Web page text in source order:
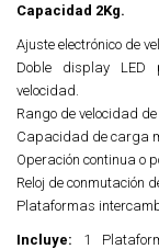
Capacidad 2Kg.
Ajuste electrónico de
Doble display LED
velocidad.
Rango de velocidad
Capacidad de carga
Operación continua o
Reloj de conmutación
Plataformas
Incluye: 1